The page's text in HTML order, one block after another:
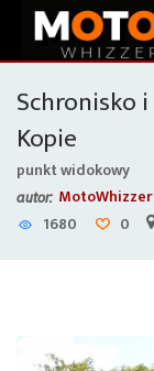
Schronisko
Kopie
punkt widokowy
autor: MotoWhizzer
1680
0